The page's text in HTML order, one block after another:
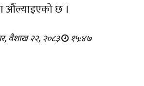
औंल्याइएको छ ।
वैशाख २२, २०८३ १५:४७